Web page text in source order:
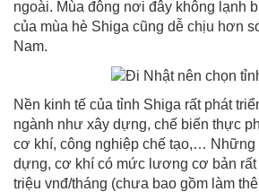
ngoài. Mùa đông nơi đây không lạnh
của mùa hè Shiga cũng dễ chịu hơn
Nam.
Nền kinh tế của tỉnh Shiga rất phát
ngành như xây dựng, chế biến thực
cơ khí, công nghiệp chế tạo,… Những
dựng, cơ khí có mức lương cơ bản
triệu vnđ/tháng (chưa bao gồm làm